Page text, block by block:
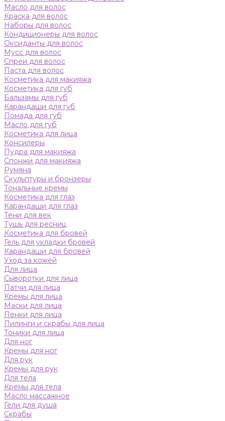
Масло для волос
Краска для волос
Наборы для волос
Кондиционеры для волос
Оксиданты для волос
Мусс для волос
Спреи для волос
Паста для волос
Косметика для макияжа
Косметика для губ
Бальзамы для губ
Карандаши для губ
Помада для губ
Масло для губ
Косметика для лица
Консилеры
Пудра для макияжа
Спонжи для макияжа
Румяна
Скульптуры и бронзеры
Тональные кремы
Косметика для глаз
Карандаши для глаз
Тени для век
Тушь для ресниц
Косметика для бровей
Гель для укладки бровей
Карандаши для бровей
Уход за кожей
Для лица
Сыворотки для лица
Патчи для лица
Кремы для лица
Маски для лица
Пенки для лица
Пилинги и скрабы для лица
Тоники для лица
Для ног
Кремы для ног
Для рук
Кремы для рук
Для тела
Кремы для тела
Масло массажное
Гели для душа
Скрабы